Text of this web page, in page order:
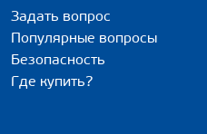
Задать вопрос
Популярные вопросы
Безопасность
Где купить?